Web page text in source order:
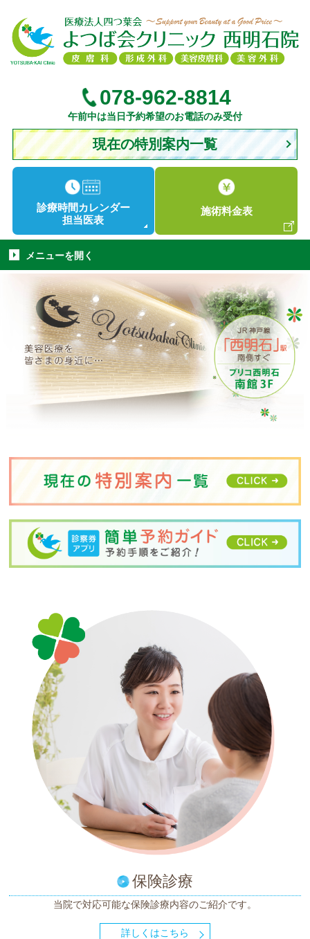
078-962-8814
午前中は当日予約希望のお電話のみ受付
現在の特別案内一覧
診療時間 カレンダー
担当医表
施術料金表
メニューを開く
保険診療
当院で対応可能な保険診療内容のご紹介です。
詳しくはこちら